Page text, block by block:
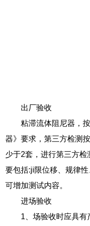
出厂验收
粘滞流体阻尼器，
器》要求，第三方检测
少于2套，进行第三方
要包括:ji限位移、规律
可增加测试内容。
进场验收
1、场验收时应具有